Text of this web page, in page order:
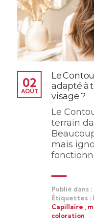
Le
adapté à
visage ?
02
AOÛT
Le
terrain
mais
Publié dans :
Étiquettes :
Capillaire
coloration